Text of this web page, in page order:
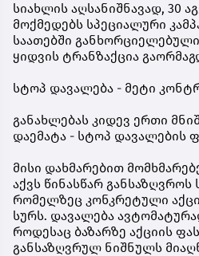
სიახლის აღსანიშნავად, 30
მოქმედებს სპეციალური
საათებში
ყიდვის ტრანზაქცია
სტოპ დავალება - მეტი
განახლებას კიდევ ერთი
დაემატა - სტოპ დავალების
მისი დახმარებით
აქვს წინასწარ
რომელზეც კონკრეტული
სურს. დავალება
როდესაც ბაზარზე აქციის
განსაზღვრულ ნიშნულს